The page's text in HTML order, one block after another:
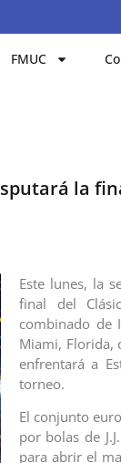
FMUC
la
Este lunes, la
final del
combinado de
Miami, Florida,
enfrentará a
torneo.
El conjunto
por bolas de
para abrir el